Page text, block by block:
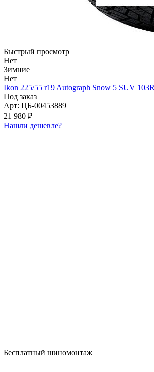
Быстрый просмотр
Нет
Зимние
Нет
Ikon 225/55 r19 Autograph Snow 5 SUV 103R
Под заказ
Арт: ЦБ-00453889
21 980 ₽
Нашли дешевле?
Бесплатный шиномонтаж